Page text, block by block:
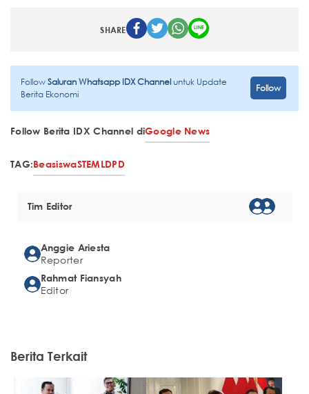
SHARE
FollowSaluran Whatsapp IDX Channeluntuk Update
Berita Ekonomi
Follow
Follow Berita IDX Channel diGoogle News
TAG:BeasiswaSTEMLDPD
Tim Editor
Anggie Ariesta
Reporter
Rahmat Fiansyah
Editor
Berita Terkait